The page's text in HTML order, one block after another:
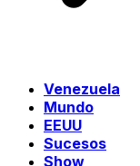
Venezuela
Mundo
EEUU
Sucesos
Show